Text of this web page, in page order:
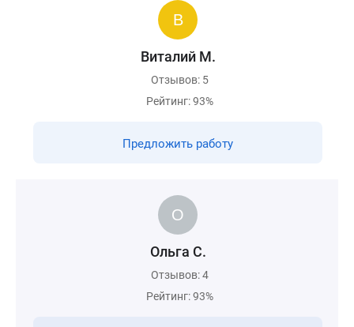
Виталий М.
Отзывов: 5
Рейтинг: 93%
Предложить работу
Ольга С.
Отзывов: 4
Рейтинг: 93%